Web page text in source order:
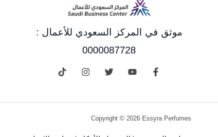
موثق في المركز السعودي للأعمال :
0000087728
Copyright © 2026 Essyra Perfumes